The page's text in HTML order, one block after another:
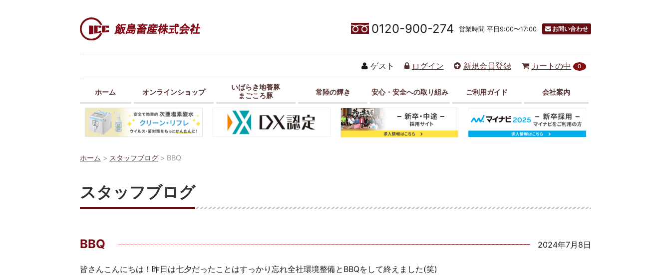
0120-900-274 営業時間 平日9:00〜17:00 お問い合わせ
ゲスト ログイン 新規会員登録 カートの中 0
ホーム オンラインショップ
いばらき地養豚
まごころ豚
常陸の輝き 安心・安全への取り組み ご利用ガイド 会社案内
ホーム > スタッフブログ > BBQ
スタッフブログ
BBQ 2024年7月8日
皆さんこんにちは！昨日は七夕だったことはすっかり忘れ全社環境整備とBBQをして終えました(笑)